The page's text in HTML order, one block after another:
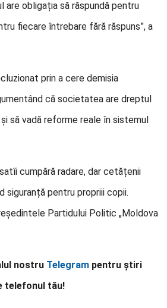
are obligația să răspundă pentru
fiecare întrebare fără răspuns”, a
prin a cere demisia
că societatea are dreptul
să vadă reforme reale în sistemul
cumpără radare, dar cetățenii
siguranță pentru propriii copii.
Partidului Politic „Moldova
nostru Telegram pentru știri
telefonul tău!